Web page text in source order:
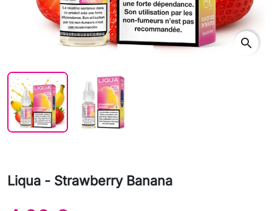
search
Liqua - Strawberry Banana